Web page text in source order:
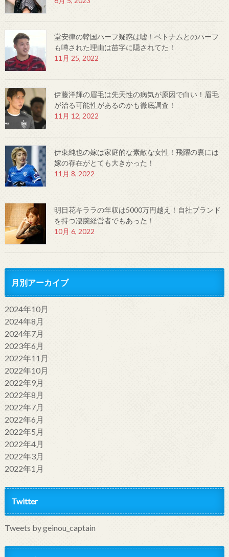
堂安律の韓国ハーフ疑惑は嘘！ベトナムとのハーフ
も噂された理由は苗字に隠されてた！
11月 25, 2022
伊藤洋輝の眉毛は先天性の病気が原因で白い！眉毛
が治る可能性があるのかも徹底調査！
11月 12, 2022
伊東純也の嫁は家庭的な素敵な女性！飛躍の裏には
嫁の存在がとても大きかった！
11月 8, 2022
明日花キララの年収は5000万円越え！自社ブランド
を持つ凄腕経営者でもあった！
10月 6, 2022
月別アーカイブ
2024年10月
2024年8月
2024年7月
2023年6月
2022年11月
2022年10月
2022年9月
2022年8月
2022年7月
2022年6月
2022年5月
2022年4月
2022年3月
2022年1月
Twitter
Tweets by geinou_captain